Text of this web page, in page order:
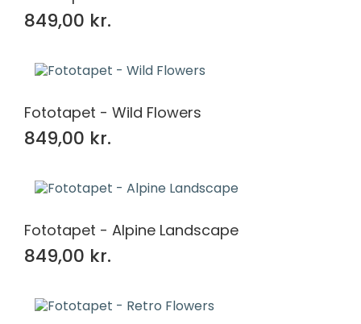
849,00 kr.
Fototapet - Wild Flowers
849,00 kr.
Fototapet - Alpine Landscape
849,00 kr.